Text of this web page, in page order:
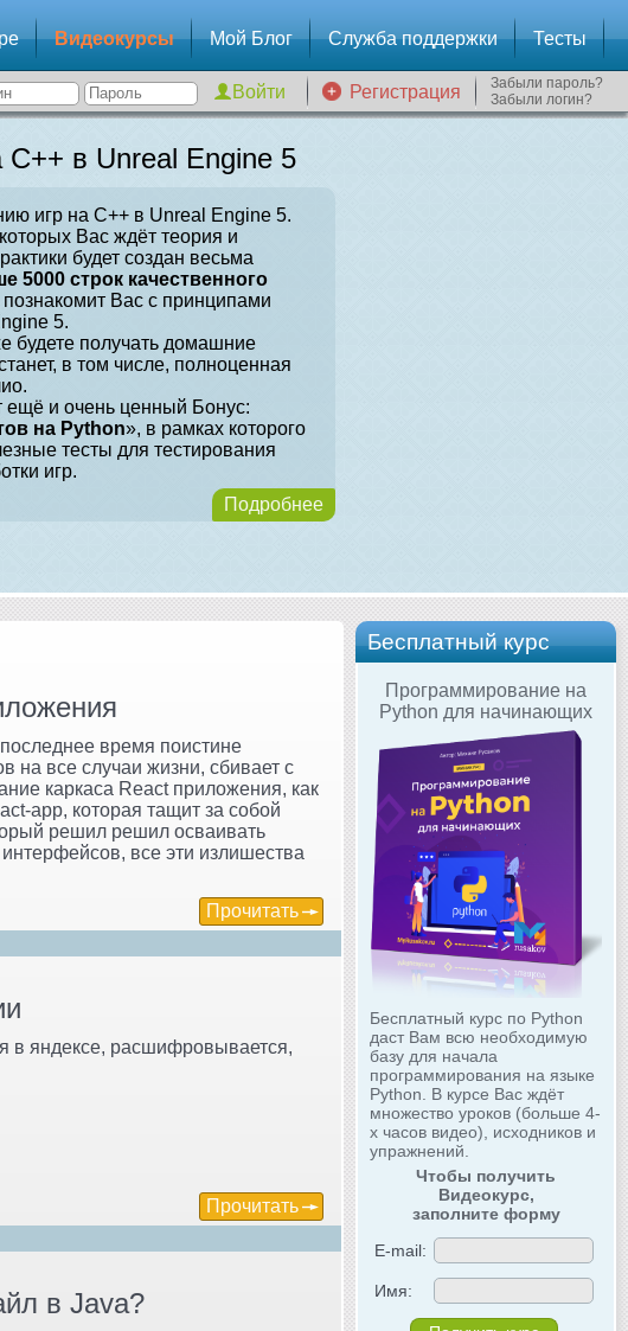
Видеокурсы Мой Блог Служба поддержки Тесты
Регистрация
Забыли пароль?
Забыли логин?
в Unreal Engine 5
игр на C++ в Unreal Engine 5.
Вас ждёт теория и
будет создан весьма
5000 строк качественного
Вас с принципами
5.
будете получать домашние
в том числе, полноценная
ещё и очень ценный Бонус:
на Python», в рамках которого
тесты для тестирования
игр.
Подробнее
Бесплатный курс
Программирование на
Python для начинающих
Бесплатный курс по Python
даст Вам всю необходимую
базу для начала
программирования на языке
Python. В курсе Вас ждёт
множество уроков (больше 4-
х часов видео), исходников и
упражнений.
Чтобы получить
Видеокурс,
заполните форму
E-mail:
Имя:
время поистине
на все случаи жизни, сбивает с
каркаса React приложения, как
app, которая тащит за собой
решил решил осваивать
все эти излишества
Прочитать
в яндексе, расшифровывается,
Прочитать
в Java?